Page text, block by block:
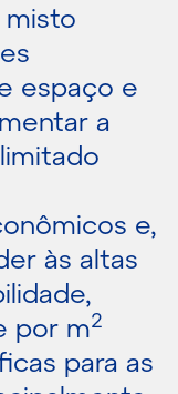
misto
espaço e
a
e,
às altas
por m2
para as